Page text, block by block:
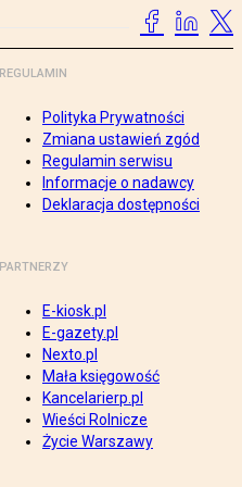
REGULAMIN
Polityka Prywatności
Zmiana ustawień zgód
Regulamin serwisu
Informacje o nadawcy
Deklaracja dostępności
PARTNERZY
E-kiosk.pl
E-gazety.pl
Nexto.pl
Mała księgowość
Kancelarierp.pl
Wieści Rolnicze
Życie Warszawy